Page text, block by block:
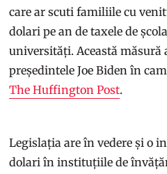
care ar scuti familiile cu
dolari pe an de taxele de
universități. Această măsură
președintele Joe Biden în
The Huffington Post.
Legislația are în vedere și o
dolari în instituțiile de